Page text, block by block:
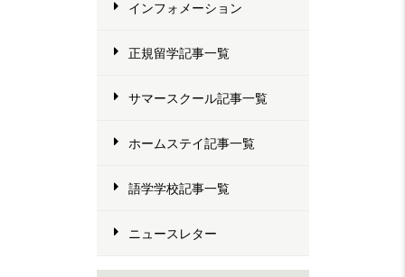
インフォメーション
正規留学記事一覧
サマースクール記事一覧
ホームステイ記事一覧
語学学校記事一覧
ニュースレター